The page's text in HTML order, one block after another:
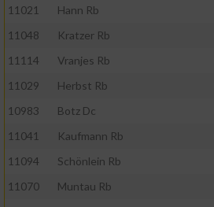
11021
Hann Rb
11048
Kratzer Rb
11114
Vranjes Rb
11029
Herbst Rb
10983
Botz Dc
11041
Kaufmann Rb
11094
Schönlein Rb
11070
Muntau Rb